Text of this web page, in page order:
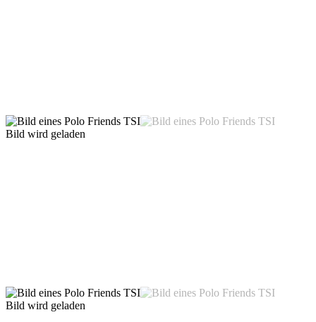
Bild wird geladen
Bild wird geladen